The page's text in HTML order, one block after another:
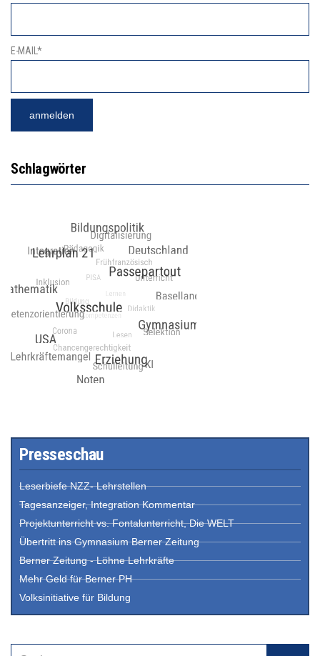
E-MAIL*
Schlagwörter
Presseschau
Leserbiefe NZZ- Lehrstellen
Tagesanzeiger, Integration Kommentar
Projektunterricht vs. Fontalunterricht, Die WELT
Übertritt ins Gymnasium Berner Zeitung
Berner Zeitung - Löhne Lehrkräfte
Mehr Geld für Berner PH
Volksinitiative für Bildung